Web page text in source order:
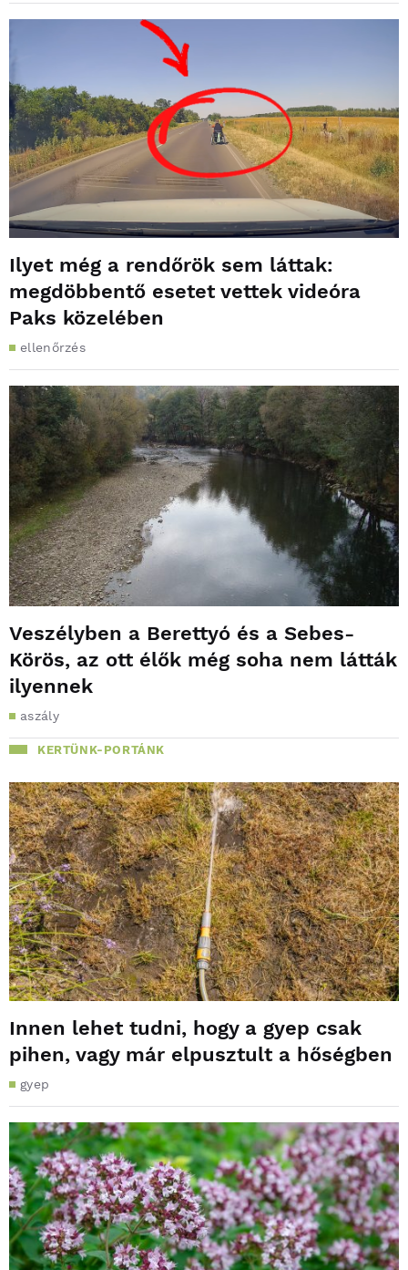
Ilyet még a rendőrök sem láttak:
megdöbbentő esetet vettek videóra
Paks közelében
ellenőrzés
Veszélyben a Berettyó és a Sebes-
Körös, az ott élők még soha nem látták
ilyennek
aszály
KERTÜNK-PORTÁNK
Innen lehet tudni, hogy a gyep csak
pihen, vagy már elpusztult a hőségben
gyep